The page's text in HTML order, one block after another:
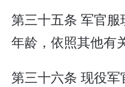
第三十五条 军官
年龄，依照其他有
第三十六条 现役